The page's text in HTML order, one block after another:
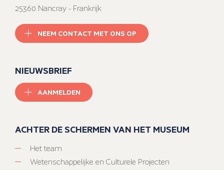
25360 Nancray - Frankrijk
NEEM CONTACT MET ONS OP
NIEUWSBRIEF
AANMELDEN
ACHTER DE SCHERMEN VAN HET MUSEUM
Het team
Wetenschappelijke en Culturele Projecten